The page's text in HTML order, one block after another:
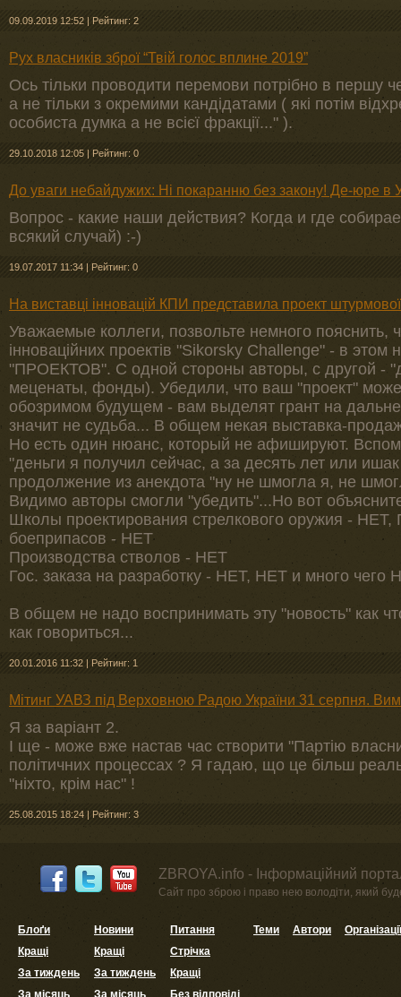
09.09.2019 12:52 | Рейтинг: 2
Рух власників зброї “Твій голос вплине 2019”
Ось тільки проводити перемови потрібно в першу
а не тільки з окремими кандідатами ( які потім
особиста думка а не всієї фракції..." ).
29.10.2018 12:05 | Рейтинг: 0
До уваги небайдужих: Ні покаранню без закону! Де-юре в
Вопрос - какие наши действия? Когда и где
всякий случай) :-)
19.07.2017 11:34 | Рейтинг: 0
На виставці інновацій КПИ представила проект штурмової
Уважаемые коллеги, позвольте немного пояснить,
інноваційних проектів "Sikorsky Challenge" - в
"ПРОЕКТОВ". С одной стороны авторы, с другой -
меценаты, фонды). Убедили, что ваш "проект"
обозримом будущем - вам выделят грант на
значит не судьба... В общем некая выставка-
Но есть один нюанс, который не афишируют.
"деньги я получил сейчас, а за десять лет или
продолжение из анекдота "ну не шмогла я, не
Видимо авторы смогли "убедить"...Но вот
Школы проектирования стрелкового оружия - НЕТ,
боеприпасов - НЕТ
Производства стволов - НЕТ
Гос. заказа на разработку - НЕТ, НЕТ и много чего
В общем не надо воспринимать эту "новость" как
как говориться...
20.01.2016 11:32 | Рейтинг: 1
Мітинг УАВЗ під Верховною Радою України 31 серпня.
Я за варіант 2.
І ще - може вже настав час створити "Партію
політичних процессах ? Я гадаю, що це більш
"ніхто, крім нас" !
25.08.2015 18:24 | Рейтинг: 3
ZBROYA.info - Інформаційний
Сайт про зброю і право нею володіти, який
Блоґи
Кращі
За тиждень
За місяць
Новини
Кращі
За тиждень
За місяць
Питання
Стрічка
Кращі
Без відповіді
Теми Автори